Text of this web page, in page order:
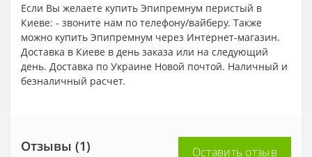
Если Вы желаете купить Эпипремнум перистый в
Киеве: - звоните нам по телефону/вайберу. Также
можно купить Эпипремнум через Интернет-магазин.
Доставка в Киеве в день заказа или на следующий
день. Доставка по Украине Новой почтой. Наличный и
безналичный расчет.
Отзывы (1) Оставить отзыв